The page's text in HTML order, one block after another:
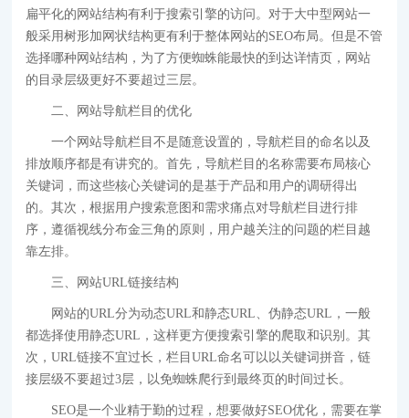
扁平化的网站结构有利于搜索引擎的访问。对于大中型网站一
般采用树形加网状结构更有利于整体网站的SEO布局。但是不管
选择哪种网站结构，为了方便蜘蛛能最快的到达详情页，网站
的目录层级更好不要超过三层。
二、网站导航栏目的优化
一个网站导航栏目不是随意设置的，导航栏目的命名以及
排放顺序都是有讲究的。首先，导航栏目的名称需要布局核心
关键词，而这些核心关键词的是基于产品和用户的调研得出
的。其次，根据用户搜索意图和需求痛点对导航栏目进行排
序，遵循视线分布金三角的原则，用户越关注的问题的栏目越
靠左排。
三、网站URL链接结构
网站的URL分为动态URL和静态URL、伪静态URL，一般
都选择使用静态URL，这样更方便搜索引擎的爬取和识别。其
次，URL链接不宜过长，栏目URL命名可以以关键词拼音，链
接层级不要超过3层，以免蜘蛛爬行到最终页的时间过长。
SEO是一个业精于勤的过程，想要做好SEO优化，需要在掌